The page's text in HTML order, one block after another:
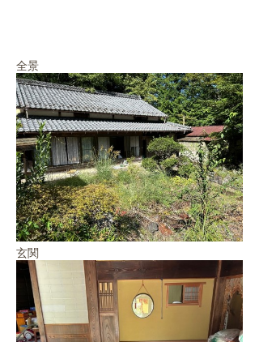
全景
玄関